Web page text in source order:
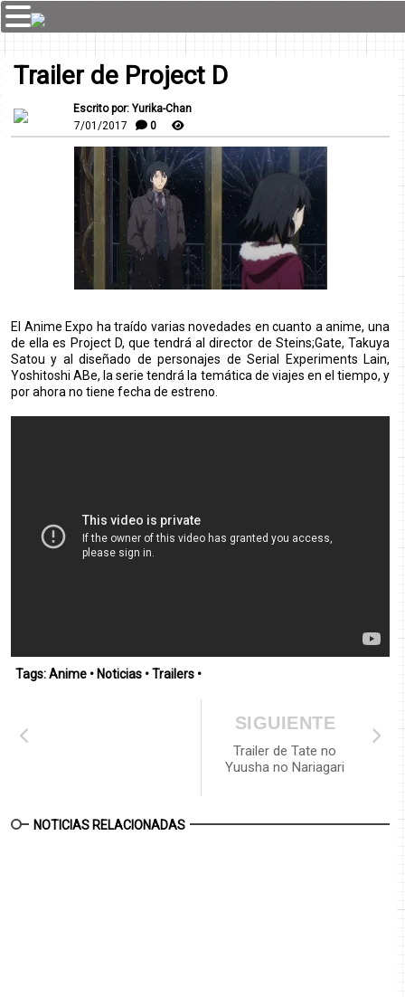
Trailer de Project D
Escrito por: Yurika-Chan
7/01/2017
0
El Anime Expo ha traído varias novedades en cuanto a anime, una
de ella es Project D, que tendrá al director de Steins;Gate, Takuya
Satou y al diseñado de personajes de Serial Experiments Lain,
Yoshitoshi ABe, la serie tendrá la temática de viajes en el tiempo, y
por ahora no tiene fecha de estreno.
Tags:Anime • Noticias •Trailers •
SIGUIENTE
Trailer de Tate no
Yuusha no Nariagari
NOTICIAS RELACIONADAS